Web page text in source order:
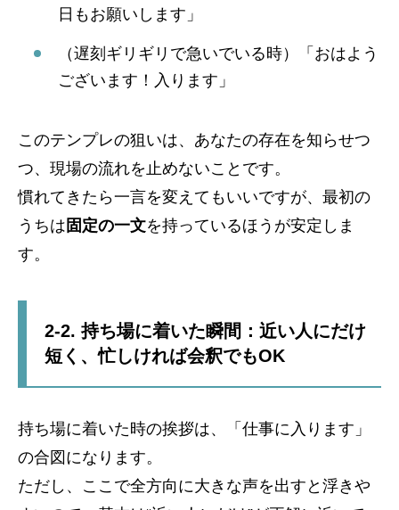
日もお願いします」
（遅刻ギリギリで急いでいる時）「おはよう
ございます！入ります」
このテンプレの狙いは、あなたの存在を知らせつ
つ、現場の流れを止めないことです。
慣れてきたら一言を変えてもいいですが、最初の
うちは 固定の一文を持っているほうが安定しま
す。
2-2. 持ち場に着いた瞬間：近い人にだけ
短く、忙しければ会釈でもOK
持ち場に着いた時の挨拶は、「仕事に入ります」
の合図になります。
ただし、ここで全方向に大きな声を出すと浮きや